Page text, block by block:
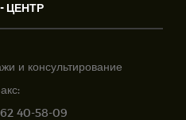
ЦЕНТР
и консультирование
40-58-09